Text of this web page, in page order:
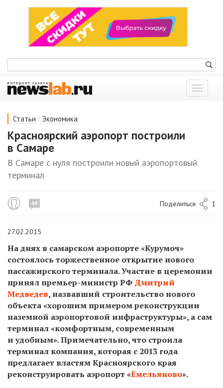
Показать
меню
Статьи / Экономика
Красноярский аэропорт построили
в Самаре
В Самаре с нуля построили новый аэропортовый
терминал
44 Поделиться 1
27.02.2015
На днях в самарском аэропорте «Курумоч»
состоялось торжественное открытие нового
пассажирского терминала. Участие в церемонии
принял премьер-министр РФ Дмитрий
Медведев, назвавший строительство нового
объекта «хорошим примером реконструкции
наземной аэропортовой инфраструктуры», а сам
терминал «комфортным, современным
и удобным». Примечательно, что строила
терминал компания, которая с 2013 года
предлагает властям Красноярского края
реконструировать аэропорт «Емельяново».